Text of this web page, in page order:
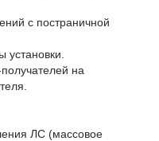
с постраничной
установки.
на
ЛС (массовое